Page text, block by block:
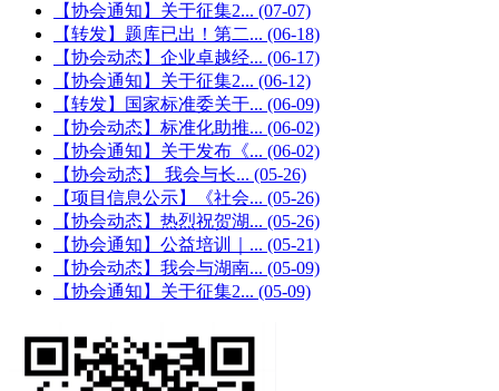
【协会通知】关于征集2... (07-07)
【转发】题库已出！第二... (06-18)
【协会动态】企业卓越经... (06-17)
【协会通知】关于征集2... (06-12)
【转发】国家标准委关于... (06-09)
【协会动态】标准化助推... (06-02)
【协会通知】关于发布《... (06-02)
【协会动态】 我会与长... (05-26)
【项目信息公示】《社会... (05-26)
【协会动态】热烈祝贺湖... (05-26)
【协会通知】公益培训｜... (05-21)
【协会动态】我会与湖南... (05-09)
【协会通知】关于征集2... (05-09)